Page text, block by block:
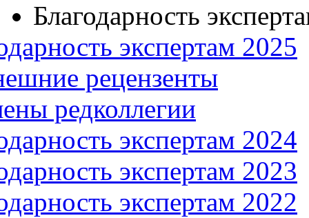
Благодарность
экспертам 2025
рецензенты
редколлегии
экспертам 2024
экспертам 2023
экспертам 2022